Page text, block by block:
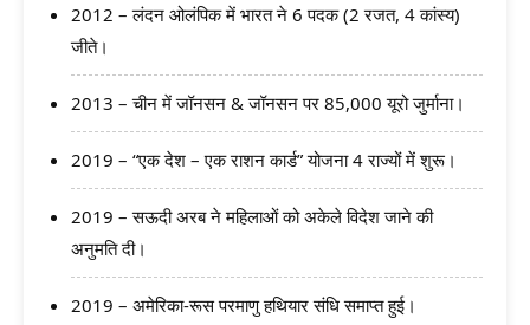
2012 – लंदन ओलंपिक में भारत ने 6 पदक (2 रजत, 4 कांस्य)
जीते।
2013 – चीन में जॉनसन & जॉनसन पर 85,000 यूरो जुर्माना।
2019 – “एक देश – एक राशन कार्ड” योजना 4 राज्यों में शुरू।
2019 – सऊदी अरब ने महिलाओं को अकेले विदेश जाने की
अनुमति दी।
2019 – अमेरिका-रूस परमाणु हथियार संधि समाप्त हुई।